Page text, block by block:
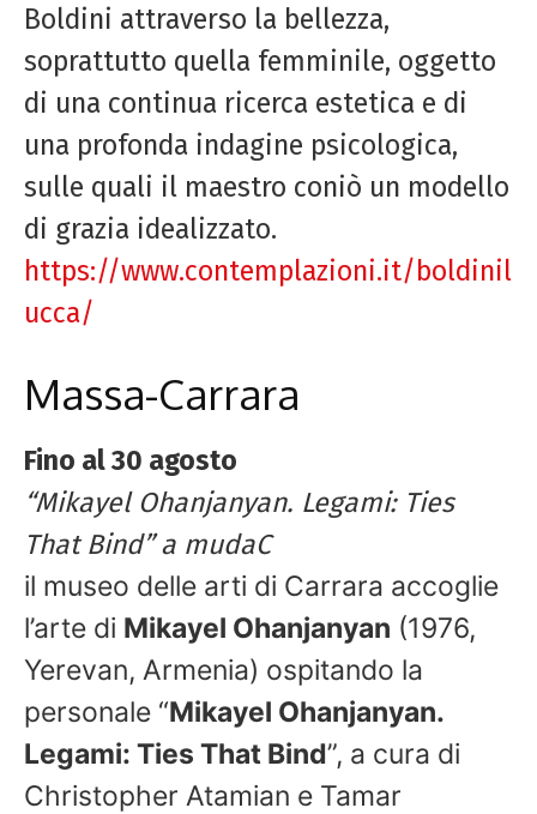
Boldini attraverso la bellezza,
soprattutto quella femminile, oggetto
di una continua ricerca estetica e di
una profonda indagine psicologica,
sulle quali il maestro coniò un modello
di grazia idealizzato.
https://www.contemplazioni.it/boldinil
ucca/
Massa-Carrara
Fino al 30 agosto
“Mikayel Ohanjanyan. Legami: Ties
That Bind” a mudaC
il museo delle arti di Carrara accoglie
l’arte di Mikayel Ohanjanyan (1976,
Yerevan, Armenia) ospitando la
personale “Mikayel Ohanjanyan.
Legami: Ties That Bind”, a cura di
Christopher Atamian e Tamar